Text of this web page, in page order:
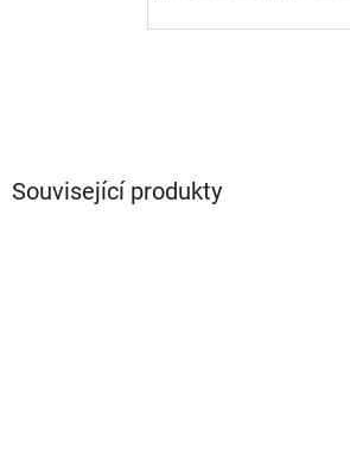
Související produkty